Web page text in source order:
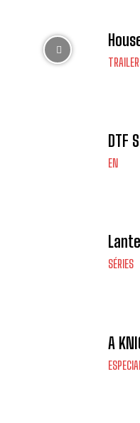
DTF
EN
SÉRIES
A